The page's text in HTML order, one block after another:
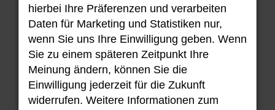
Fahrzeug-Showroom
Unser aktuellen Bestand an Hyundai
Fahrzeugen.
hierbei Ihre Präferenzen und verarbeiten
Daten für Marketing und Statistiken nur,
wenn Sie uns Ihre Einwilligung geben. Wenn
Sie zu einem späteren Zeitpunkt Ihre
Meinung ändern, können Sie die
Einwilligung jederzeit für die Zukunft
widerrufen. Weitere Informationen zum